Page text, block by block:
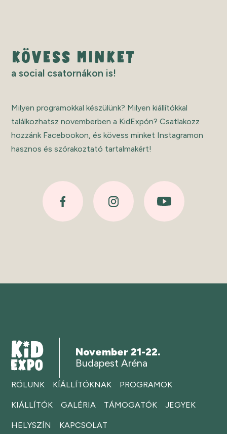
KÖVESS MINKET
a social csatornákon is!
Milyen programokkal készülünk? Milyen kiállítókkal
találkozhatsz novemberben a KidExpón? Csatlakozz
hozzánk Facebookon, és kövess minket Instagramon
hasznos és szórakoztató tartalmakért!
November 21-22.
Budapest Aréna
RÓLUNK KÍÁLLÍTÓKNAK PROGRAMOK
KIÁLLÍTÓK GALÉRIA TÁMOGATÓK JEGYEK
HELYSZÍN KAPCSOLAT